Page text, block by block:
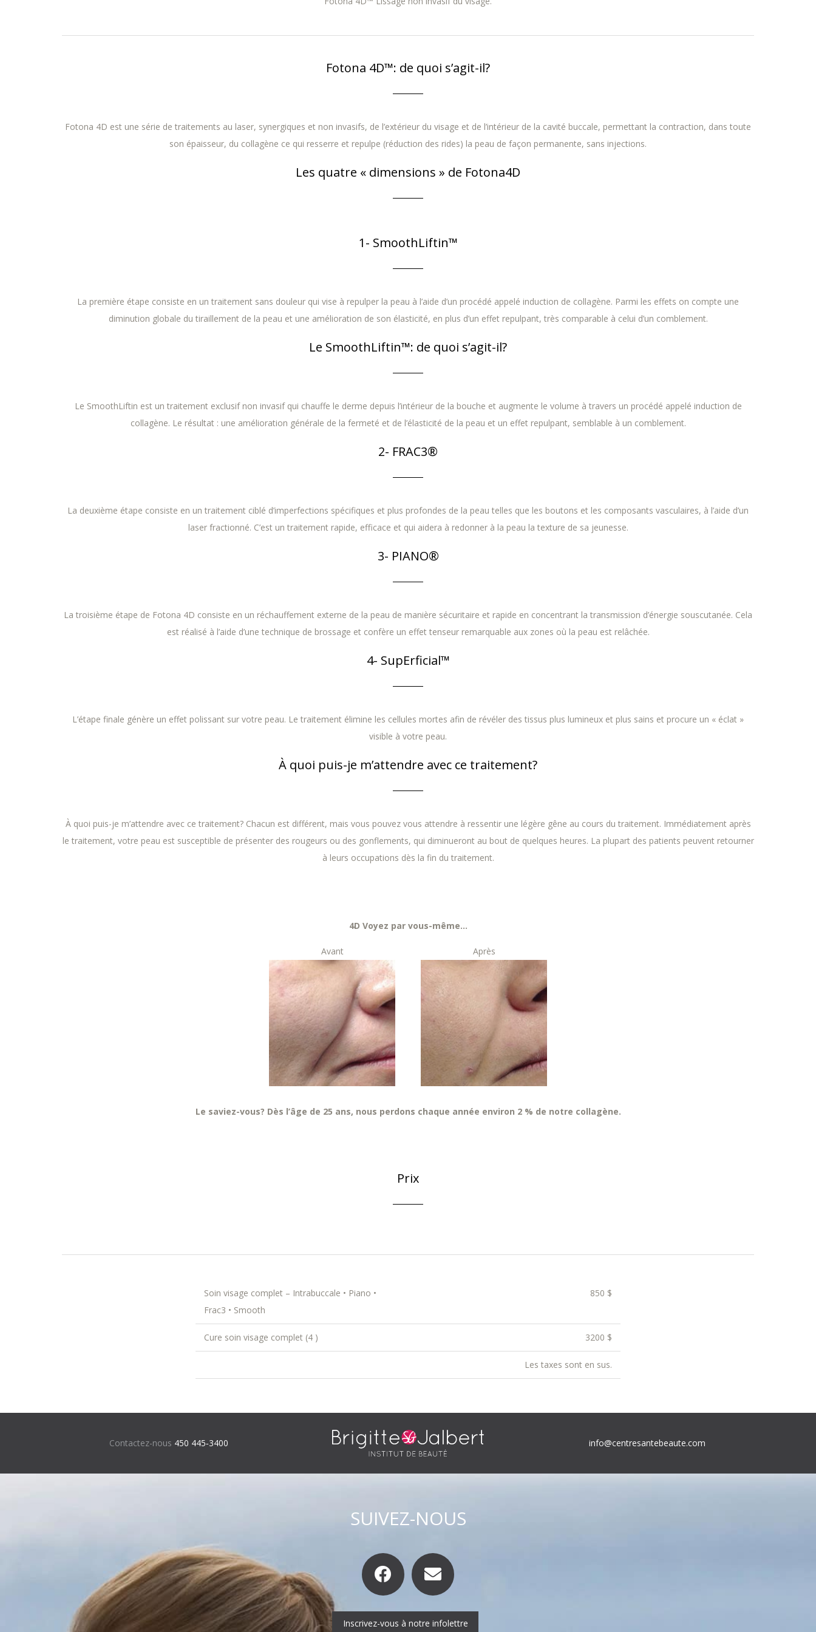
Fotona 4D™: de quoi s’agit-il?
Fotona 4D est une série de traitements au laser, synergiques et non invasifs, de l’extérieur du visage et de l’intérieur de la cavité buccale, permettant la contraction, dans toute
son épaisseur, du collagène ce qui resserre et repulpe (réduction des rides) la peau de façon permanente, sans injections.
Les quatre « dimensions » de Fotona4D
1- SmoothLiftin™
La première étape consiste en un traitement sans douleur qui vise à repulper la peau à l’aide d’un procédé appelé induction de collagène. Parmi les effets on compte une
diminution globale du tiraillement de la peau et une amélioration de son élasticité, en plus d’un effet repulpant, très comparable à celui d’un comblement.
Le SmoothLiftin™: de quoi s’agit-il?
Le SmoothLiftin est un traitement exclusif non invasif qui chauffe le derme depuis l’intérieur de la bouche et augmente le volume à travers un procédé appelé induction de
collagène. Le résultat : une amélioration générale de la fermeté et de l’élasticité de la peau et un effet repulpant, semblable à un comblement.
2- FRAC3®
La deuxième étape consiste en un traitement ciblé d’imperfections spécifiques et plus profondes de la peau telles que les boutons et les composants vasculaires, à l’aide d’un
laser fractionné. C’est un traitement rapide, efficace et qui aidera à redonner à la peau la texture de sa jeunesse.
3- PIANO®
La troisième étape de Fotona 4D consiste en un réchauffement externe de la peau de manière sécuritaire et rapide en concentrant la transmission d’énergie souscutanée. Cela
est réalisé à l’aide d’une technique de brossage et confère un effet tenseur remarquable aux zones où la peau est relâchée.
4- SupErficial™
L’étape finale génère un effet polissant sur votre peau. Le traitement élimine les cellules mortes afin de révéler des tissus plus lumineux et plus sains et procure un « éclat »
visible à votre peau.
À quoi puis-je m’attendre avec ce traitement?
À quoi puis-je m’attendre avec ce traitement? Chacun est différent, mais vous pouvez vous attendre à ressentir une légère gêne au cours du traitement. Immédiatement après
le traitement, votre peau est susceptible de présenter des rougeurs ou des gonflements, qui diminueront au bout de quelques heures. La plupart des patients peuvent retourner
à leurs occupations dès la fin du traitement.
4D Voyez par vous-même…
Avant Après
Le saviez-vous? Dès l’âge de 25 ans, nous perdons chaque année environ 2 % de notre collagène.
Prix
Soin visage complet – Intrabuccale • Piano •
Frac3 • Smooth
850 $
Cure soin visage complet (4 ) 3200 $
Les taxes sont en sus.
Contactez-nous 450 445‑3400 info@centresantebeaute.com
SUIVEZ-NOUS
Inscrivez-vous à notre infolettre